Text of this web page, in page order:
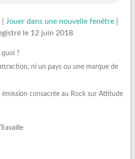
Jouer dans une nouvelle fenêtre
le 12 juin 2018
quoi ?
ni un pays ou une marque de
émission consacrée au Rock sur Attitude